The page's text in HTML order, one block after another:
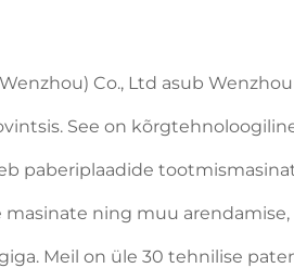
Co., Ltd asub Wenzhou
See on
paberiplaadide
ning muu arendamise,
Meil on üle 30 tehnilise